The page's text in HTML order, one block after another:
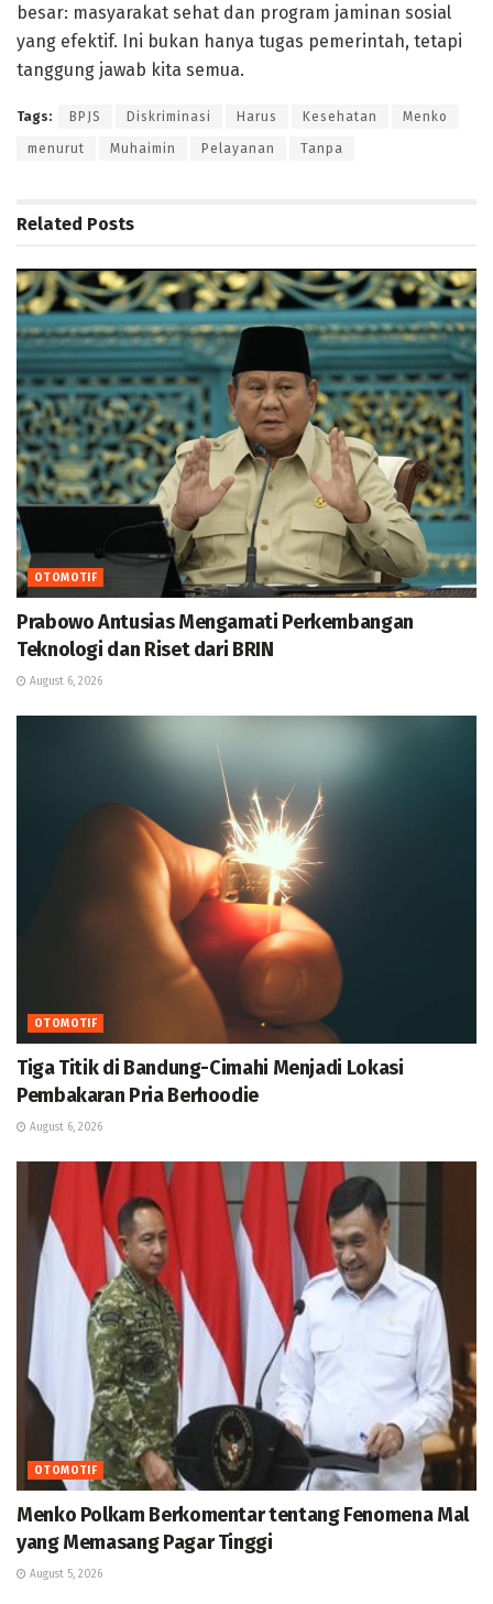
besar: masyarakat sehat dan program jaminan sosial
yang efektif. Ini bukan hanya tugas pemerintah, tetapi
tanggung jawab kita semua.
Tags: BPJS Diskriminasi Harus Kesehatan Menko
menurut Muhaimin Pelayanan Tanpa
Related Posts
OTOMOTIF
Prabowo Antusias Mengamati Perkembangan
Teknologi dan Riset dari BRIN
August 6, 2026
OTOMOTIF
Tiga Titik di Bandung-Cimahi Menjadi Lokasi
Pembakaran Pria Berhoodie
August 6, 2026
OTOMOTIF
Menko Polkam Berkomentar tentang Fenomena Mal
yang Memasang Pagar Tinggi
August 5, 2026